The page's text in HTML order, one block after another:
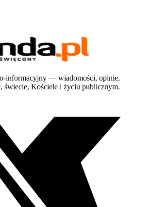
informacyjny — wiadomości, opinie,
świecie, Kościele i życiu publicznym.